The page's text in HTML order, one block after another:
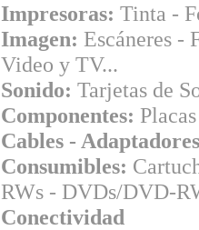
Impresoras: Tinta -
Imagen: Escáneres -
Video y TV...
Sonido: Tarjetas de
Componentes:
Cables -
Consumibles:
RWs - DVDs/DVD-
Conectividad